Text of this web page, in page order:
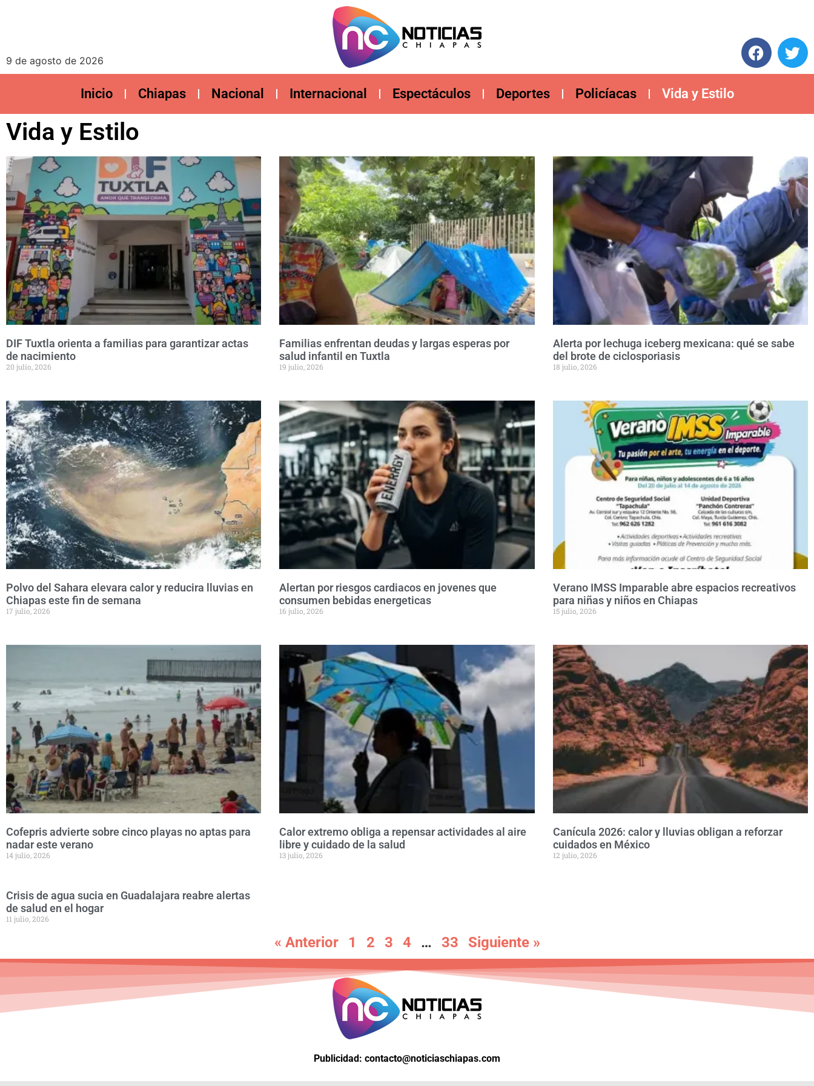
9 de agosto de 2026
Inicio Chiapas Nacional Internacional Espectáculos Deportes Policíacas Vida y Estilo
Vida y Estilo
DIF Tuxtla orienta a familias para garantizar actas
de nacimiento
20 julio, 2026
Familias enfrentan deudas y largas esperas por
salud infantil en Tuxtla
19 julio, 2026
Alerta por lechuga iceberg mexicana: qué se sabe
del brote de ciclosporiasis
18 julio, 2026
Polvo del Sahara elevara calor y reducira lluvias en
Chiapas este fin de semana
17 julio, 2026
Alertan por riesgos cardiacos en jovenes que
consumen bebidas energeticas
16 julio, 2026
Verano IMSS Imparable abre espacios recreativos
para niñas y niños en Chiapas
15 julio, 2026
Cofepris advierte sobre cinco playas no aptas para
nadar este verano
14 julio, 2026
Calor extremo obliga a repensar actividades al aire
libre y cuidado de la salud
13 julio, 2026
Canícula 2026: calor y lluvias obligan a reforzar
cuidados en México
12 julio, 2026
Crisis de agua sucia en Guadalajara reabre alertas
de salud en el hogar
11 julio, 2026
« Anterior 1 2 3 4 … 33 Siguiente »
Publicidad: contacto@noticiaschiapas.com